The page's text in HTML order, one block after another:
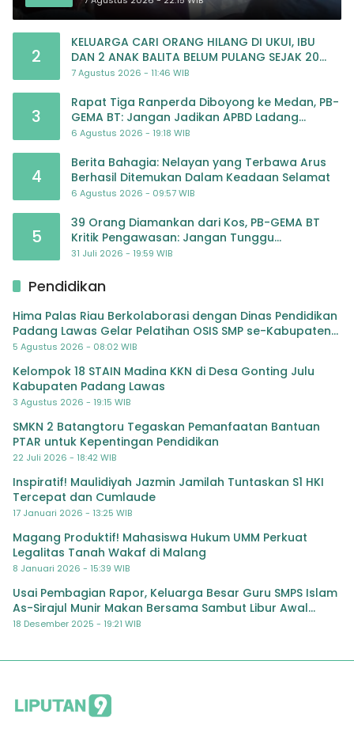
2
KELUARGA CARI ORANG HILANG DI UKUI, IBU
DAN 2 ANAK BALITA BELUM PULANG SEJAK 20
JULI 2026
7 Agustus 2026 - 11:46 WIB
3
Rapat Tiga Ranperda Diboyong ke Medan, PB-
GEMA BT: Jangan Jadikan APBD Ladang
Pembiayaan yang Tak Perlu
6 Agustus 2026 - 19:18 WIB
4
Berita Bahagia: Nelayan yang Terbawa Arus
Berhasil Ditemukan Dalam Keadaan Selamat
6 Agustus 2026 - 09:57 WIB
5
39 Orang Diamankan dari Kos, PB-GEMA BT
Kritik Pengawasan: Jangan Tunggu
Masyarakat Bergerak Baru Negara Bertindak
31 Juli 2026 - 19:59 WIB
Pendidikan
Hima Palas Riau Berkolaborasi dengan Dinas Pendidikan
Padang Lawas Gelar Pelatihan OSIS SMP se-Kabupaten
Padang Lawas
5 Agustus 2026 - 08:02 WIB
Kelompok 18 STAIN Madina KKN di Desa Gonting Julu
Kabupaten Padang Lawas
3 Agustus 2026 - 19:15 WIB
SMKN 2 Batangtoru Tegaskan Pemanfaatan Bantuan
PTAR untuk Kepentingan Pendidikan
22 Juli 2026 - 18:42 WIB
Inspiratif! Maulidiyah Jazmin Jamilah Tuntaskan S1 HKI
Tercepat dan Cumlaude
17 Januari 2026 - 13:25 WIB
Magang Produktif! Mahasiswa Hukum UMM Perkuat
Legalitas Tanah Wakaf di Malang
8 Januari 2026 - 15:39 WIB
Usai Pembagian Rapor, Keluarga Besar Guru SMPS Islam
As-Sirajul Munir Makan Bersama Sambut Libur Awal
Semester
18 Desember 2025 - 19:21 WIB